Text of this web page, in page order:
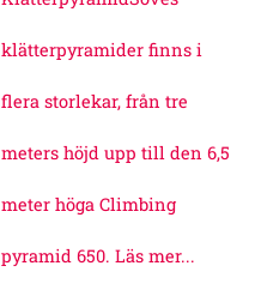
klätterpyramider finns i
flera storlekar, från tre
meters höjd upp till den 6,5
meter höga Climbing
pyramid 650. Läs mer...